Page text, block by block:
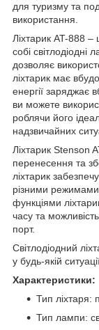
для туризму та
використання.
Ліхтарик AT-888 –
собі
дозволяє
ліхтарик має
енергії заряджає
ви можете
роблячи його
надзвичайних
Ліхтарик Stenson
перенесення та
ліхтарик
різними
функціями
часу та
порт.
Світлодіодний
у будь-якій
Характеристики:
Тип ліхтаря:
Тип лампи: